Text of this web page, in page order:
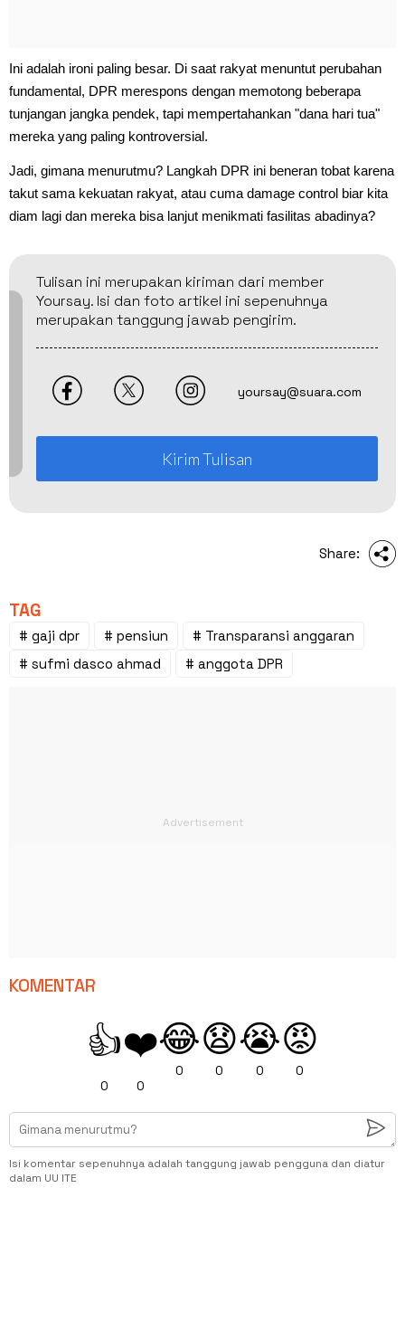
Ini adalah ironi paling besar. Di saat rakyat menuntut perubahan
fundamental, DPR merespons dengan memotong beberapa
tunjangan jangka pendek, tapi mempertahankan "dana hari tua"
mereka yang paling kontroversial.
Jadi, gimana menurutmu? Langkah DPR ini beneran tobat karena
takut sama kekuatan rakyat, atau cuma damage control biar kita
diam lagi dan mereka bisa lanjut menikmati fasilitas abadinya?
Tulisan ini merupakan kiriman dari member
Yoursay. Isi dan foto artikel ini sepenuhnya
merupakan tanggung jawab pengirim.
yoursay@suara.com
Kirim Tulisan
Share:
TAG
# gaji dpr # pensiun
# Transparansi anggaran
# sufmi dasco ahmad
# anggota DPR
KOMENTAR
👍
0
❤️
0
😂
0
😧
0
😭
0
😡
0
Isi komentar sepenuhnya adalah tanggung jawab pengguna dan diatur
dalam UU ITE